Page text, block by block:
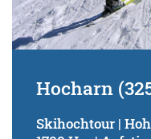
Hocharn
Skihochtour |